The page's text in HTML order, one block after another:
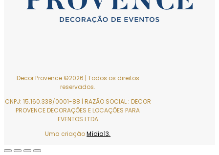
Decor Provence ©2026 | Todos os direitos
reservados.
CNPJ: 15.160.338/0001-88 | RAZÃO SOCIAL : DECOR
PROVENCE DECORAÇÕES E LOCAÇÕES PARA
EVENTOS LTDA
Uma criaçãoMídia13.